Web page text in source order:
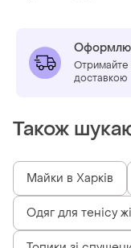
Отримайте
доставкою
Також
Майки в Харків
Одяг для тенісу